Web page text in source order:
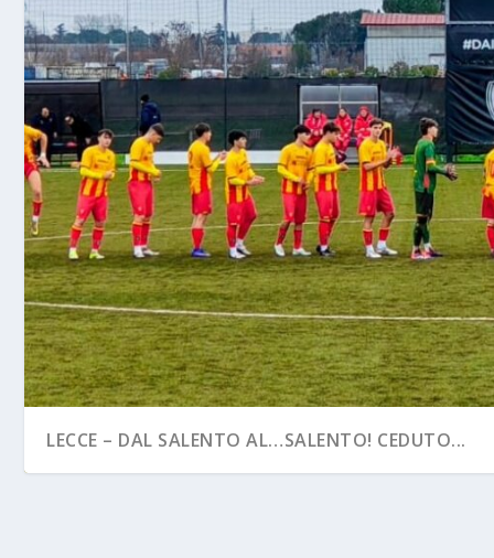
LECCE – DAL SALENTO AL…SALENTO! CEDUTO...